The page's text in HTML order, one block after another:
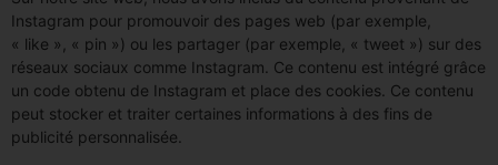
Instagram pour promouvoir des pages web (par exemple,
« like », « pin ») ou les partager (par exemple, « tweet ») sur des
réseaux sociaux comme Instagram. Ce contenu est intégré grâce
un code obtenu de Instagram et place des cookies. Ce contenu
peut stocker et traiter certaines informations à des fins de
publicité personnalisée.